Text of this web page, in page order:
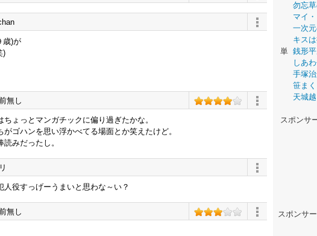
歳)が
)
無し
ょっとマンガチックに偏り過ぎたかな。
ゴハンを思い浮かべてる場面とか笑えたけど。
みだったし。
人役すっげーうまいと思わな～い？
無し
勿忘
マイ
一次
キス
単 銭形
しあ
手塚
笹ま
天城
スポンサ
スポンサ